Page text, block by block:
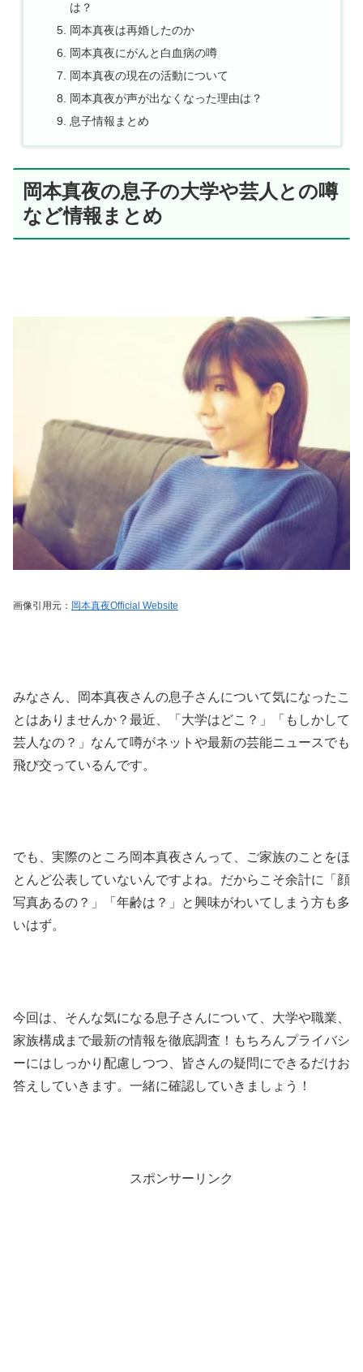
は？
岡本真夜は再婚したのか
岡本真夜にがんと白血病の噂
岡本真夜の現在の活動について
岡本真夜が声が出なくなった理由は？
息子情報まとめ
岡本真夜の息子の大学や芸人との噂
など情報まとめ
画像引用元： 岡本真夜Official Website
みなさん、岡本真夜さんの息子さんについて気になったこ
とはありませんか？最近、「大学はどこ？」「もしかして
芸人なの？」なんて噂がネットや最新の芸能ニュースでも
飛び交っているんです。
でも、実際のところ岡本真夜さんって、ご家族のことをほ
とんど公表していないんですよね。だからこそ余計に「顔
写真あるの？」「年齢は？」と興味がわいてしまう方も多
いはず。
今回は、そんな気になる息子さんについて、大学や職業、
家族構成まで最新の情報を徹底調査！もちろんプライバシ
ーにはしっかり配慮しつつ、皆さんの疑問にできるだけお
答えしていきます。一緒に確認していきましょう！
スポンサーリンク